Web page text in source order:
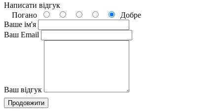
Написати відгук
Погано
Добре
Ваше ім'я
Ваш Email
Ваш відгук
Продовжити